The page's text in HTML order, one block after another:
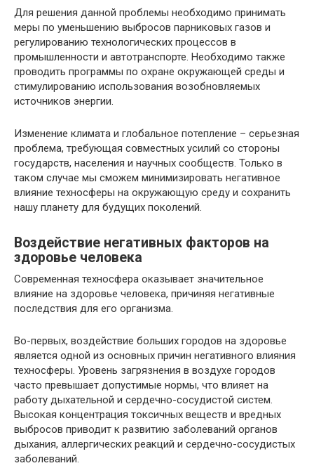
Для решения данной проблемы необходимо принимать
меры по уменьшению выбросов парниковых газов и
регулированию технологических процессов в
промышленности и автотранспорте. Необходимо также
проводить программы по охране окружающей среды и
стимулированию использования возобновляемых
источников энергии.
Изменение климата и глобальное потепление – серьезная
проблема, требующая совместных усилий со стороны
государств, населения и научных сообществ. Только в
таком случае мы сможем минимизировать негативное
влияние техносферы на окружающую среду и сохранить
нашу планету для будущих поколений.
Воздействие негативных факторов на
здоровье человека
Современная техносфера оказывает значительное
влияние на здоровье человека, причиняя негативные
последствия для его организма.
Во-первых, воздействие больших городов на здоровье
является одной из основных причин негативного влияния
техносферы. Уровень загрязнения в воздухе городов
часто превышает допустимые нормы, что влияет на
работу дыхательной и сердечно-сосудистой систем.
Высокая концентрация токсичных веществ и вредных
выбросов приводит к развитию заболеваний органов
дыхания, аллергических реакций и сердечно-сосудистых
заболеваний.